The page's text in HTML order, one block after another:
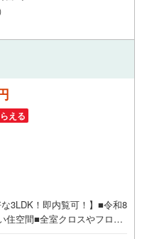
える
3LDK！即内覧可！】■令和8
住空間■全室クロスやフロー